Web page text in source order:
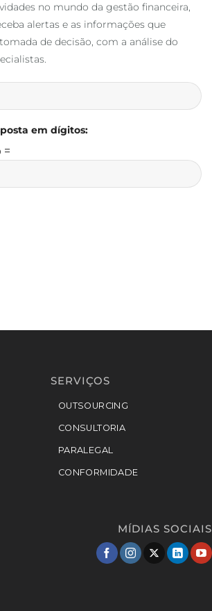
no mundo da gestão financeira,
alertas e as informações que
de decisão, com a análise do
em dígitos:
=
SERVIÇOS
OUTSOURCING
CONSULTORIA
PARALEGAL
CONFORMIDADE
MÍDIAS SOCIAIS